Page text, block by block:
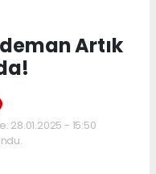
Artık
28.01.2025 - 15:50